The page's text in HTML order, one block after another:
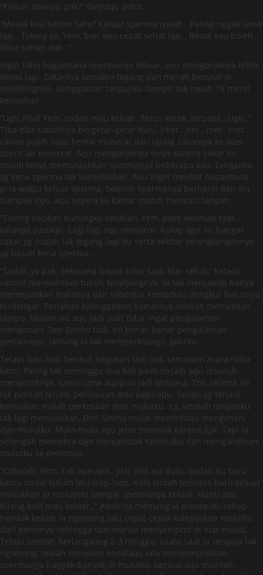
“Keluar apanya, pak?” tanyaqu polos.
“Masak kau belum tahu? Keluar spermanyalah.. Paling nggak lama
lagi.. Tolong ya, Yem, biar aqu cepat sehat lagi.. Besok kau boleh
libur sehari dah..”
Ingin tahu bagaimana spermanya keluar, aqu mengocoknya lebih
deras lagi. Zakarnya semakin tegang dan merah berurat di
sekelilingnya. Genggaman tanganku hampir tak muat. 15 menit
kemudian.
“Ugh, lihat Yem, sudah mau keluar. Terus kocok, teruuss.. Ugh..”
Tiba-tiba tubuhnya bergetar-getar dan.. jreet.. jret.. cret.. cret..
cairan putih susu kental muncrat dari ujung zakarnya ke atas
sperti air muncrat. Aqu mengocoknya terus karena zakar itu
masih terus memuntahkan spermanya beberapa kali. Tanganku
yg kena sperma tak kupedulikan. Aqu ingin melihat bagaimana
pria waktu keluar sperma. Setelah spermanya berhenti dan dia
nampak loyo, aqu segera ke kamar mandi mencuci tangan.
“Tolong cucikan burungku sekalian, Yem, pake washlap tadi..”
katanya padaqu. Lagi-lagi aqu menurut. Kulap dgn air hangat
zakar yg sudah tak tegang lagi itu serta sekitar selangkangannya
yg basah kena sperma..
“Sudah ya pak. Sekarang bapak tidur saja, biar sehat,” kataqu
sambil menyelimuti tubuh telanjangnya. Ia tak menjawab hanya
memejamkan matanya dan sebentar kemudian dengkur halusnya
terdengar. Perlahan kutinggalkan kamarnya setelah mematikan
lampu. Malam itu aqu jadi sulit tidur ingat pengalaman
mengonani Den Sintho tadi. Ini benar-benar pengalaman
pertamaqu. Untung ia tak memperkosaqu, pikirku.
Tetapi hari-hari berikut, kegiatan tadi jadi semacam acara rutin
kami. Paling tak seminggu dua kali pasti terjadi aqu disuruh
mengocoknya. Lama-lama aqupun jadi terbiasa. Toh selama ini
tak pernah terjadi perkosaan atas vaginaqu. Tetapi yg terjadi
kemudian malah perkosaan atas mulutku. Ya, setelah tanganku
tak lagi memuaskan, Den Sintho mulai memintaqu mengonani
dgn mulutku. Mula-mula aqu jelas menolak karena jijik. Tapi ia
setengah memaksa dgn menjambak rambutku dan mengarahkan
mulutku ke penisnya.
“Cobalah, Yem. Tak apa-apa.. Jilat-jilat aja dulu. Sudah itu baru
kamu mulai kulum lalu isep-isep. Kalo sudah terbiasa baru keluar
masukkan di mulutmu sampai spermanya keluar. Nanti aqu
bilang kalo mau keluar..” Awalnya memang ia menepati, setiap
hendak keluar ia ngomong lalu cepat-cepat kulepaskan mulutku
dari penisnya sehingga spermanya menyemprot di luar mulut.
Tetapi setelah berlangsung 2-3 minggu, suatu saat ia sengaja tak
ngomong, malah menekan kepalaqu lalu menyemprotkan
spermanya banyak-banyak di mulutku sampai aqu muntah-